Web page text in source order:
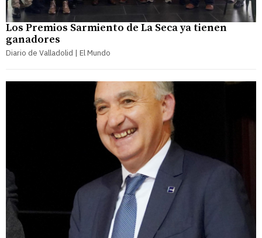
Los Premios Sarmiento de La Seca ya tienen
ganadores
Diario de Valladolid | El Mundo